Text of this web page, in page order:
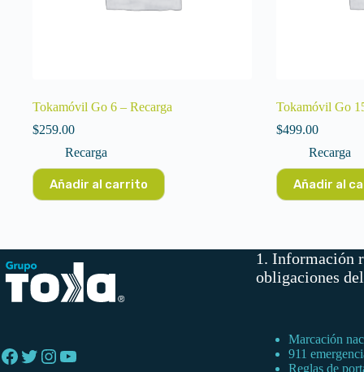
Tokamóvil Go 6 – Recarga
$259.00
Recarga
Añadir al carrito
Tokamóvil Go
$499.00
Recarga
Añadir al
Facebook
Twitter
Instagram
YouTube
1. Información
obligaciones
Marcación
911
Reglas de